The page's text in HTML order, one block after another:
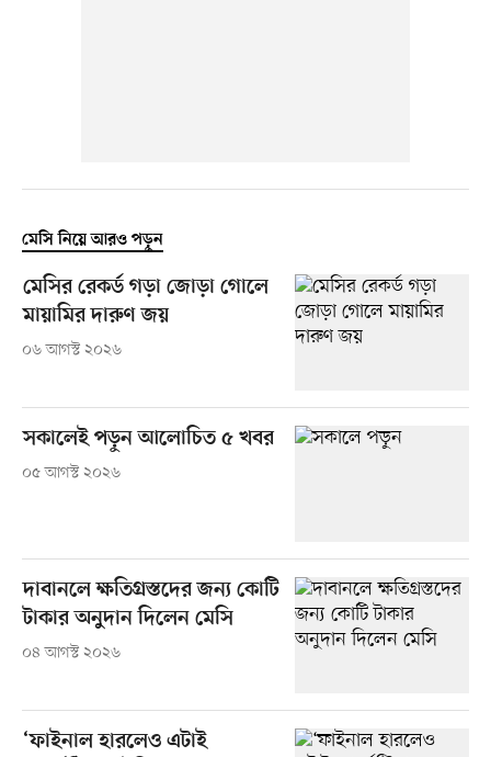
মেসি নিয়ে আরও পড়ুন
মেসির রেকর্ড গড়া জোড়া গোলে
মায়ামির দারুণ জয়
০৬ আগস্ট ২০২৬
সকালেই পড়ুন আলোচিত ৫ খবর
০৫ আগস্ট ২০২৬
দাবানলে ক্ষতিগ্রস্তদের জন্য কোটি
টাকার অনুদান দিলেন মেসি
০৪ আগস্ট ২০২৬
‘ফাইনাল হারলেও এটাই